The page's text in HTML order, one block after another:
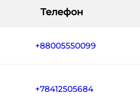
Телефон
+88005550099
+78412505684